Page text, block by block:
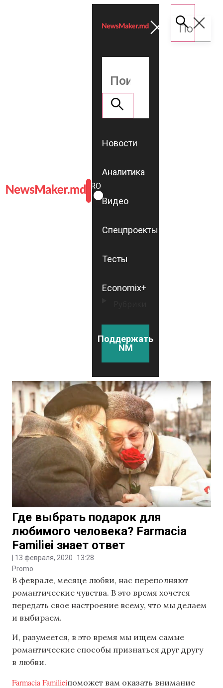
ROMÂNĂ
RU
Новости
Аналитика
Видео
Спецпроекты
Тесты
Economix+
Поддержать
NM
Где выбрать подарок для
любимого человека? Farmacia
Familiei знает ответ
13 февраля, 2020
13:28
Promo
В феврале, месяце любви, нас переполняют
романтические чувства. В это время хочется
передать свое настроение всему, что мы делаем
и выбираем.
И, разумеется, в это время мы ищем самые
романтические способы признаться друг другу
в любви.
Farmacia Familieiпоможет вам оказать внимание